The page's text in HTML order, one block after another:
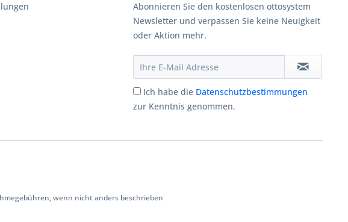
Abonnieren Sie den kostenlosen ottosystem
Newsletter und verpassen Sie keine Neuigkeit
oder Aktion mehr.
Ich habe die Datenschutzbestimmungen
zur Kenntnis genommen.
wenn nicht anders beschrieben